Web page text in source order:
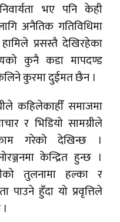
भए पनि केही
अनैतिक गतिविधिमा
प्रसस्तै देखिरहेका
कुनै कडा मापदण्ड
कुरमा दुईमत छैन ।
कहिलेकाहीँ समाजमा
र भिडियो सामग्रीले
गरेको देखिन्छ ।
केन्द्रित हुन्छ ।
तुलनामा हल्का र
पाउने हुँदा यो प्रवृत्तिले